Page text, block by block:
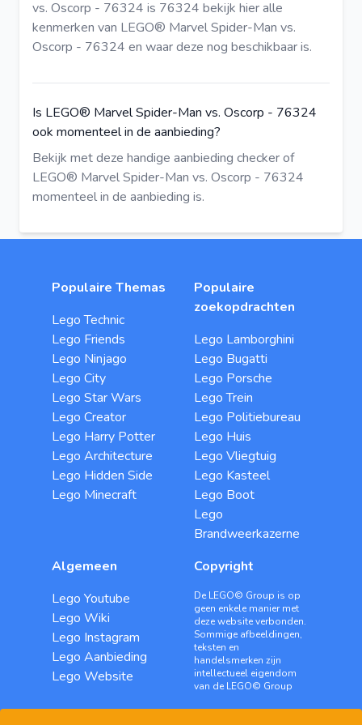
vs. Oscorp - 76324 is 76324 bekijk hieralle
kenmerken van LEGO® Marvel Spider-Man vs.
Oscorp - 76324 en waar deze nog beschikbaar is.
Is LEGO® Marvel Spider-Man vs. Oscorp - 76324
ook momenteel in de aanbieding?
Bekijk met deze handige aanbieding checkerof
LEGO® Marvel Spider-Man vs. Oscorp - 76324
momenteel in de aanbieding is.
Populaire Themas
Lego Technic
Lego Friends
Lego Ninjago
Lego City
Lego Star Wars
Lego Creator
Lego Harry Potter
Lego Architecture
Lego Hidden Side
Lego Minecraft
Populaire
zoekopdrachten
Lego Lamborghini
Lego Bugatti
Lego Porsche
Lego Trein
Lego Politiebureau
Lego Huis
Lego Vliegtuig
Lego Kasteel
Lego Boot
Lego
Brandweerkazerne
Algemeen
Lego Youtube
Lego Wiki
Lego Instagram
Lego Aanbieding
Lego Website
Copyright
De LEGO© Group is op
geen enkele manier met
deze website verbonden.
Sommige afbeeldingen,
teksten en
handelsmerken zijn
intellectueel eigendom
van de LEGO© Group